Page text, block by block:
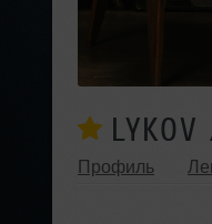
Профиль